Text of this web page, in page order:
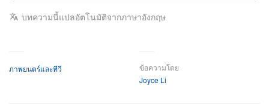
ยืนยันแล้วว่าซีรีส์ฮิตเจ้าของเสียงชื่นชมจากนักวิจารณ์
และกวาดรางวัล Emmy ถล่มทลายอย่าง
บอกลาครั้งสุดท้ายอย่างกินใจให้กับ Carmy (Jeremy Allen
บทความนี้แปลอัตโนมัติจากภาษาอังกฤษ
ภาพยนตร์และทีวี
ข้อความโดย
Joyce Li